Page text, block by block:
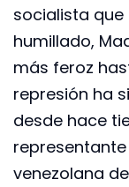
socialista que
humillado,
más feroz
represión ha
desde hace
venezolana